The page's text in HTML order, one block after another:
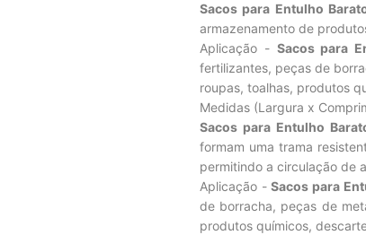
Sacos para Entulho
armazenamento de
Aplicação - Sacos para
fertilizantes, peças de
roupas, toalhas, produtos
Medidas (Largura x
Sacos para Entulho
formam uma trama
permitindo a circulação de
Aplicação -Sacos para
de borracha, peças de
produtos químicos,